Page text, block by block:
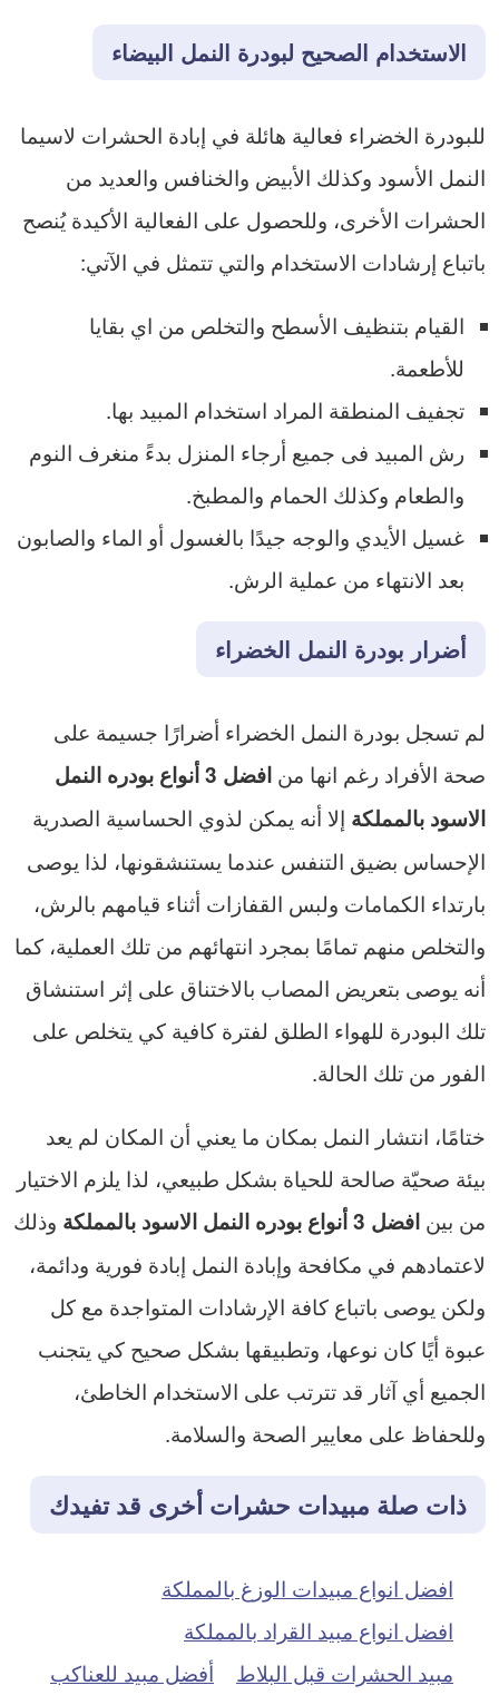
الاستخدام الصحيح لبودرة النمل البيضاء
للبودرة الخضراء فعالية هائلة في إبادة الحشرات لاسيما
النمل الأسود وكذلك الأبيض والخنافس والعديد من
الحشرات الأخرى، وللحصول على الفعالية الأكيدة يُنصح
باتباع إرشادات الاستخدام والتي تتمثل في الآتي:
القيام بتنظيف الأسطح والتخلص من اي بقايا
للأطعمة.
تجفيف المنطقة المراد استخدام المبيد بها.
رش المبيد فى جميع أرجاء المنزل بدءً منغرف النوم
والطعام وكذلك الحمام والمطبخ.
غسيل الأيدي والوجه جيدًا بالغسول أو الماء والصابون
بعد الانتهاء من عملية الرش.
أضرار بودرة النمل الخضراء
لم تسجل بودرة النمل الخضراء أضرارًا جسيمة على
صحة الأفراد رغم انها من
افضل 3 أنواع بودره النمل
الاسود بالمملكة إلا أنه يمكن لذوي الحساسية الصدرية
الإحساس بضيق التنفس عندما يستنشقونها، لذا يوصى
بارتداء الكمامات ولبس القفازات أثناء قيامهم بالرش،
والتخلص منهم تمامًا بمجرد انتهائهم من تلك العملية، كما
أنه يوصى بتعريض المصاب بالاختناق على إثر استنشاق
تلك البودرة للهواء الطلق لفترة كافية كي يتخلص على
الفور من تلك الحالة.
ختامًا، انتشار النمل بمكان ما يعني أن المكان لم يعد
بيئة صحيّة صالحة للحياة بشكل طبيعي، لذا يلزم الاختيار
من بين افضل 3 أنواع بودره النمل الاسود بالمملكة
وذلك
لاعتمادهم في مكافحة وإبادة النمل إبادة فورية ودائمة،
ولكن يوصى باتباع كافة الإرشادات المتواجدة مع كل
عبوة أيًا كان نوعها، وتطبيقها بشكل صحيح كي يتجنب
الجميع أي آثار قد تترتب على الاستخدام الخاطئ،
وللحفاظ على معايير الصحة والسلامة.
ذات صلة مبيدات حشرات أخرى قد تفيدك
افضل انواع مبيدات الوزغ بالمملكة
افضل انواع مبيد القراد بالمملكة
مبيد الحشرات قبل البلاط
أفضل مبيد للعناكب